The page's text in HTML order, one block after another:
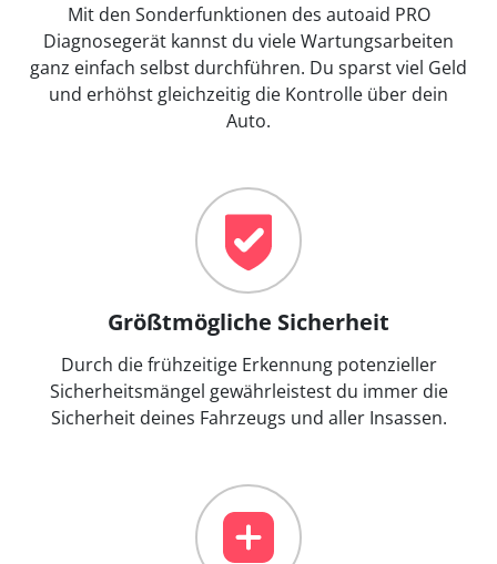
Mit den Sonderfunktionen des autoaid PRO
Diagnosegerät kannst du viele Wartungsarbeiten
ganz einfach selbst durchführen. Du sparst viel Geld
und erhöhst gleichzeitig die Kontrolle über dein
Auto.
Größtmögliche Sicherheit
Durch die frühzeitige Erkennung potenzieller
Sicherheitsmängel gewährleistest du immer die
Sicherheit deines Fahrzeugs und aller Insassen.